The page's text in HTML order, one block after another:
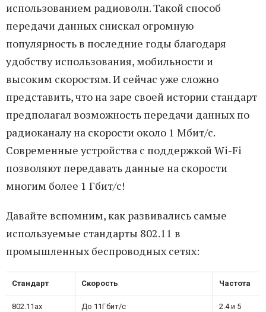
использованием радиоволн. Такой способ
передачи данных снискал огромную
популярность в последние годы благодаря
удобству использования, мобильности и
высоким скоростям. И сейчас уже сложно
представить, что на заре своей истории стандарт
предполагал возможность передачи данных по
радиоканалу на скорости около 1 Мбит/с.
Современные устройства с поддержкой Wi-Fi
позволяют передавать данные на скорости
многим более 1 Гбит/с!
Давайте вспомним, как развивались самые
используемые стандарты 802.11 в
промышленных беспроводных сетях:
Стандарт Скорость Частота
802.11ax До 11Гбит/с
2.4 и 5